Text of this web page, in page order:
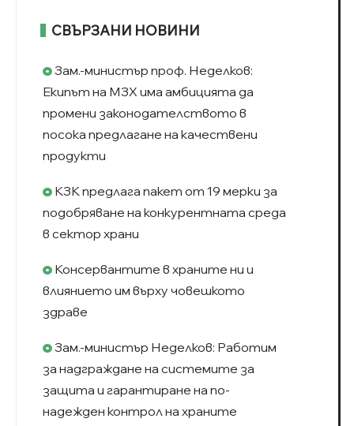
СВЪРЗАНИ НОВИНИ
Зам.-министър проф. Неделков:
Екипът на МЗХ има амбицията да
промени законодателството в
посока предлагане на качествени
продукти
КЗК предлага пакет от 19 мерки за
подобряване на конкурентната среда
в сектор храни
Консервантите в храните ни и
влиянието им върху човешкото
здраве
Зам.-министър Неделков: Работим
за надграждане на системите за
защита и гарантиране на по-
надежден контрол на храните